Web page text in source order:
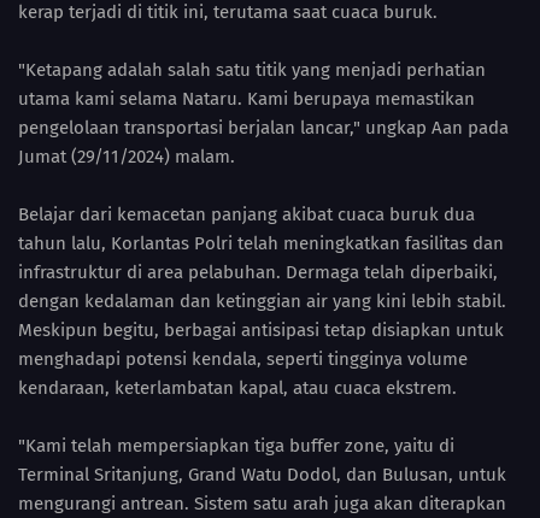
kerap terjadi di titik ini, terutama saat cuaca buruk.
"Ketapang adalah salah satu titik yang menjadi perhatian
utama kami selama Nataru. Kami berupaya memastikan
pengelolaan transportasi berjalan lancar," ungkap Aan pada
Jumat (29/11/2024) malam.
Belajar dari kemacetan panjang akibat cuaca buruk dua
tahun lalu, Korlantas Polri telah meningkatkan fasilitas dan
infrastruktur di area pelabuhan. Dermaga telah diperbaiki,
dengan kedalaman dan ketinggian air yang kini lebih stabil.
Meskipun begitu, berbagai antisipasi tetap disiapkan untuk
menghadapi potensi kendala, seperti tingginya volume
kendaraan, keterlambatan kapal, atau cuaca ekstrem.
"Kami telah mempersiapkan tiga buffer zone, yaitu di
Terminal Sritanjung, Grand Watu Dodol, dan Bulusan, untuk
mengurangi antrean. Sistem satu arah juga akan diterapkan